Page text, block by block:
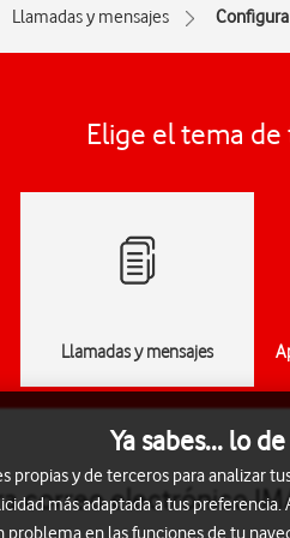
Llamadas y mensajes
Elige el tema
Llamadas y mensajes
correo electrónico
Ya sabes... lo
propias y de terceros para analizar
más adaptada a tus
en las funciones de tu